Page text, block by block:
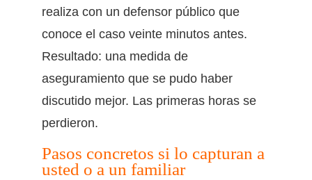
realiza con un defensor público que
conoce el caso veinte minutos antes.
Resultado: una medida de
aseguramiento que se pudo haber
discutido mejor. Las primeras horas se
perdieron.
Pasos concretos si lo capturan a
usted o a un familiar